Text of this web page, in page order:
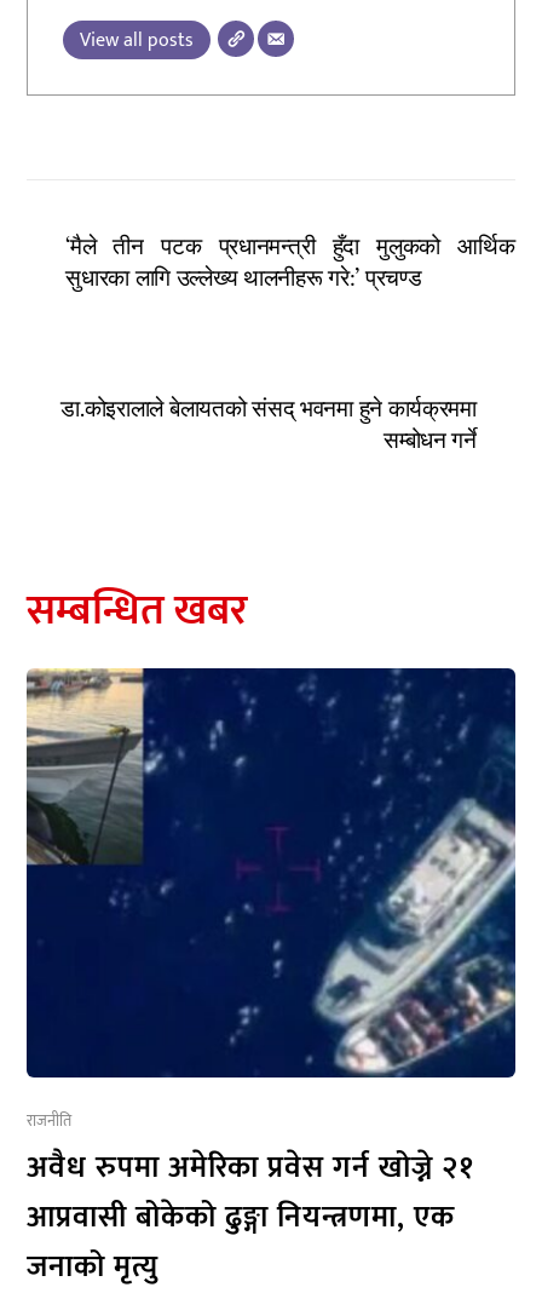
View all posts
‘मैले तीन पटक प्रधानमन्त्री हुँदा मुलुकको आर्थिक
सुधारका लागि उल्लेख्य थालनीहरू गरे:’ प्रचण्ड
डा.कोइरालाले बेलायतको संसद् भवनमा हुने कार्यक्रममा
सम्बोधन गर्ने
सम्बन्धित खबर
राजनीति
अवैध रुपमा अमेरिका प्रवेस गर्न खोज्ने २१
आप्रवासी बोकेको ढुङ्गा नियन्त्रणमा, एक
जनाको मृत्यु